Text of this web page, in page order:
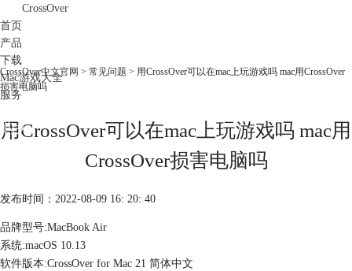
CrossOver
首页
产品
下载
Mac游戏大全
服务
购买
CrossOver中文官网 > 常见问题 > 用CrossOver可以在mac上玩游戏吗 mac用CrossOver
损害电脑吗
用CrossOver可以在mac上玩游戏吗 mac用
CrossOver损害电脑吗
发布时间：2022-08-09 16: 20: 40
品牌型号:MacBook Air
系统:macOS 10.13
软件版本:CrossOver for Mac 21 简体中文